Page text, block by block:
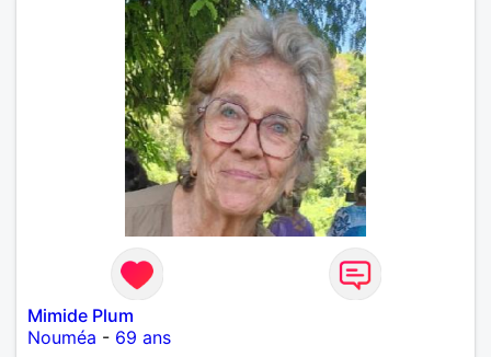
Mimide Plum
Nouméa - 69 ans